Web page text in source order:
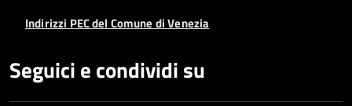
Indirizzi PEC del Comune di Venezia
Seguici e condividi su